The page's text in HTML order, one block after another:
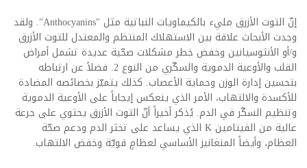
إنّ التوت الأزرق مليء بالكيماويات النباتية مثل "Anthocyanins". ولقد
وجدت الأبحاث علاقة بين الاستهلاك المنتظم والمعتدل للتوت الأزرق
و/أو الأنثوسيانين وخفض خطر مشكلات صحّية عديدة تشمل أمراض
القلب والأوعية الدموية والسكّري من النوع 2. فضلاً عن ارتباطه
بتحسين إدارة الوزن وحماية الأعصاب. كذلك يتميّز بخصائصه المضادة
للأكسدة والالتهاب، الأمر الذي ينعكس إيجاباً على الأوعية الدموية
وتنظيم السكّر في الدم. يُذكر أخيراً أنّ التوت الأزرق يحتوي على جرعة
عالية من الفيتامين K الذي يساعد على تخثر الدم ودعم صحّة
العظام، وأيضاً المنغانيز الأساسي لعظامٍ قويّة وخفض الالتهاب.